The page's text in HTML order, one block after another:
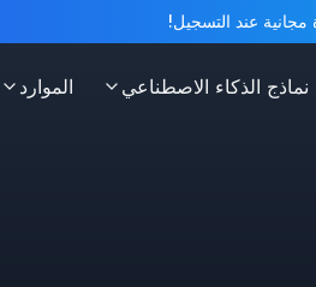
نماذج الذكاء الاصطناعي الموارد